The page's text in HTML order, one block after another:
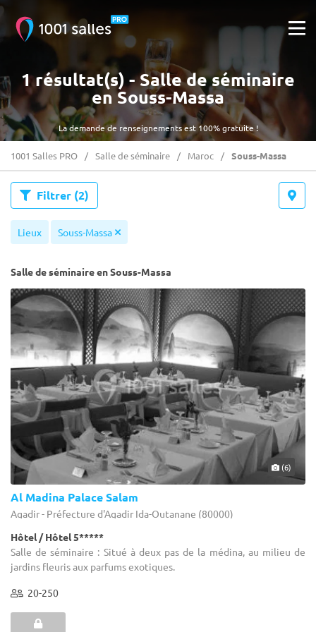
La demande de renseignements est 100% gratuite !
1 résultat(s) - Salle de séminaire
en Souss-Massa
1001 Salles PRO Salle de séminaire Maroc Souss-Massa
Filtrer (2)
Lieux Souss-Massa
Salle de séminaire en Souss-Massa
(6)
Al Madina Palace Salam
Agadir - Préfecture d'Agadir Ida-Outanane (80000)
Hôtel / Hôtel 5*****
Salle de séminaire : Situé à deux pas de la médina, au milieu de
jardins fleuris aux parfums exotiques.
20-250